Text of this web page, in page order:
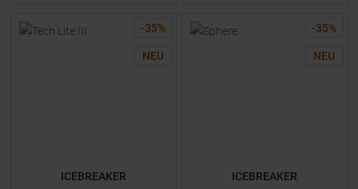
-35%
NEU
ICEBREAKER
-35%
NEU
ICEBREAKER